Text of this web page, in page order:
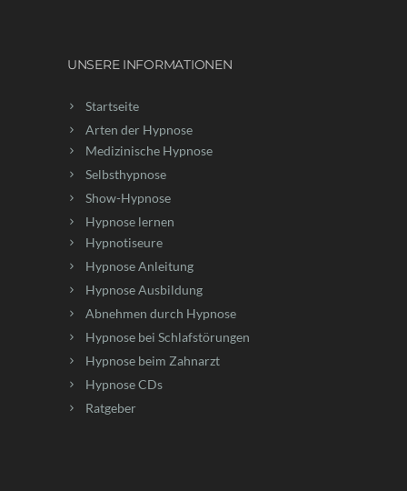
UNSERE INFORMATIONEN
Startseite
Arten der Hypnose
Medizinische Hypnose
Selbsthypnose
Show-Hypnose
Hypnose lernen
Hypnotiseure
Hypnose Anleitung
Hypnose Ausbildung
Abnehmen durch Hypnose
Hypnose bei Schlafstörungen
Hypnose beim Zahnarzt
Hypnose CDs
Ratgeber